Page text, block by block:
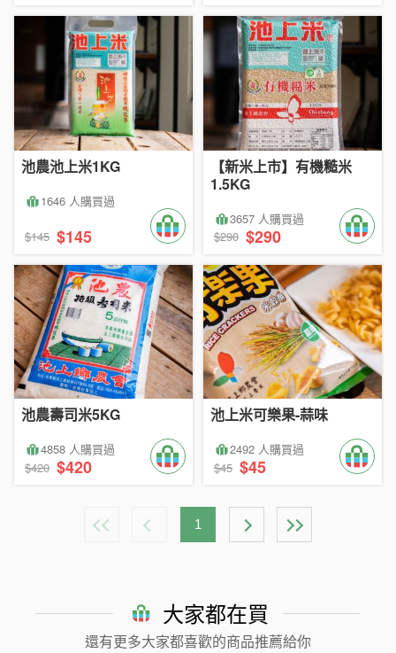
池農池上米1KG
1646 人購買過
$145 $145
【新米上市】有機糙米
1.5KG
3657 人購買過
$290 $290
池農壽司米5KG
4858 人購買過
$420 $420
池上米可樂果-蒜味
2492 人購買過
$45 $45
1
大家都在買
還有更多大家都喜歡的商品推薦給你